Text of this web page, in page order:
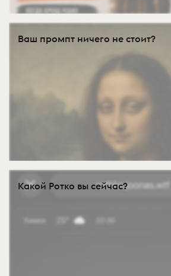
Ваш промпт ничего не стоит?
Какой Ротко вы сейчас?